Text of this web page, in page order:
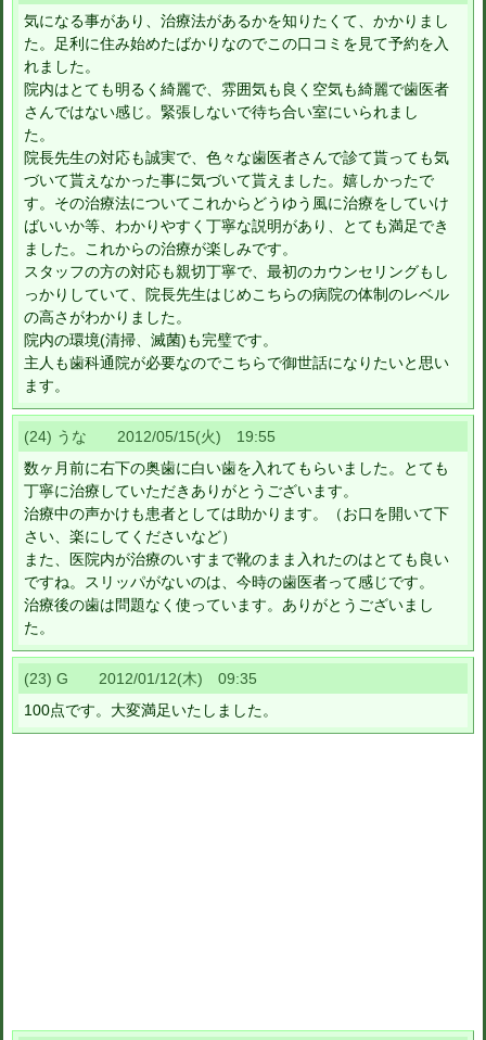
気になる事があり、治療法があるかを知りたくて、かかりまし
た。足利に住み始めたばかりなのでこの口コミを見て予約を入
れました。
院内はとても明るく綺麗で、雰囲気も良く空気も綺麗で歯医者
さんではない感じ。緊張しないで待ち合い室にいられまし
た。
院長先生の対応も誠実で、色々な歯医者さんで診て貰っても気
づいて貰えなかった事に気づいて貰えました。嬉しかったで
す。その治療法についてこれからどうゆう風に治療をしていけ
ばいいか等、わかりやすく丁寧な説明があり、とても満足でき
ました。これからの治療が楽しみです。
スタッフの方の対応も親切丁寧で、最初のカウンセリングもし
っかりしていて、院長先生はじめこちらの病院の体制のレベル
の高さがわかりました。
院内の環境(清掃、滅菌)も完璧です。
主人も歯科通院が必要なのでこちらで御世話になりたいと思い
ます。
(24) うな 2012/05/15(火) 19:55
数ヶ月前に右下の奥歯に白い歯を入れてもらいました。とても
丁寧に治療していただきありがとうございます。
治療中の声かけも患者としては助かります。（お口を開いて下
さい、楽にしてくださいなど）
また、医院内が治療のいすまで靴のまま入れたのはとても良い
ですね。スリッパがないのは、今時の歯医者って感じです。
治療後の歯は問題なく使っています。ありがとうございまし
た。
(23) G 2012/01/12(木) 09:35
100点です。大変満足いたしました。